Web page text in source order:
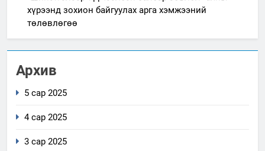
хүрээнд зохион байгуулах арга хэмжээний
төлөвлөгөө
Архив
5 сар 2025
4 сар 2025
3 сар 2025